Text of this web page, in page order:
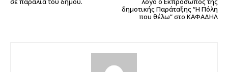
δημοτικής Παράταξης “Η Πόλη
που θέλω” στο ΚΑΦΑΔΗΛ